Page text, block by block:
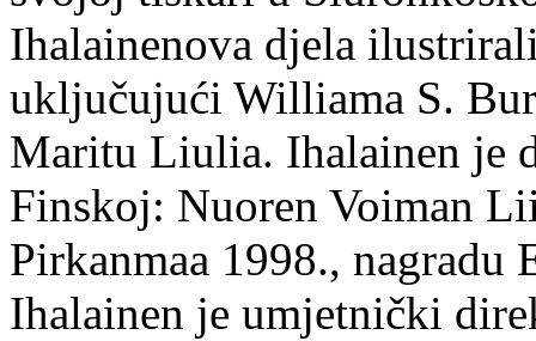
Ihalainenova djela
uključujući Williama S.
Maritu Liulia. Ihalainen je
Finskoj: Nuoren Voiman
Pirkanmaa 1998.,
Ihalainen je umjetnički